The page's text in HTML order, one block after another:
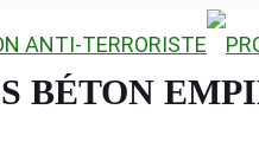
BÉTON